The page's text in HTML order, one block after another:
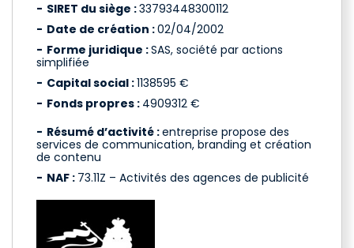
SIRET du siège :33793448300112
Date de création :02/04/2002
Forme juridique :SAS, société par actions
simplifiée
Capital social :1138595 €
Fonds propres : 4909312 €
Résumé d’activité :entreprise propose des
services de communication, branding et création
de contenu
NAF : 73.11Z – Activités des agences de publicité